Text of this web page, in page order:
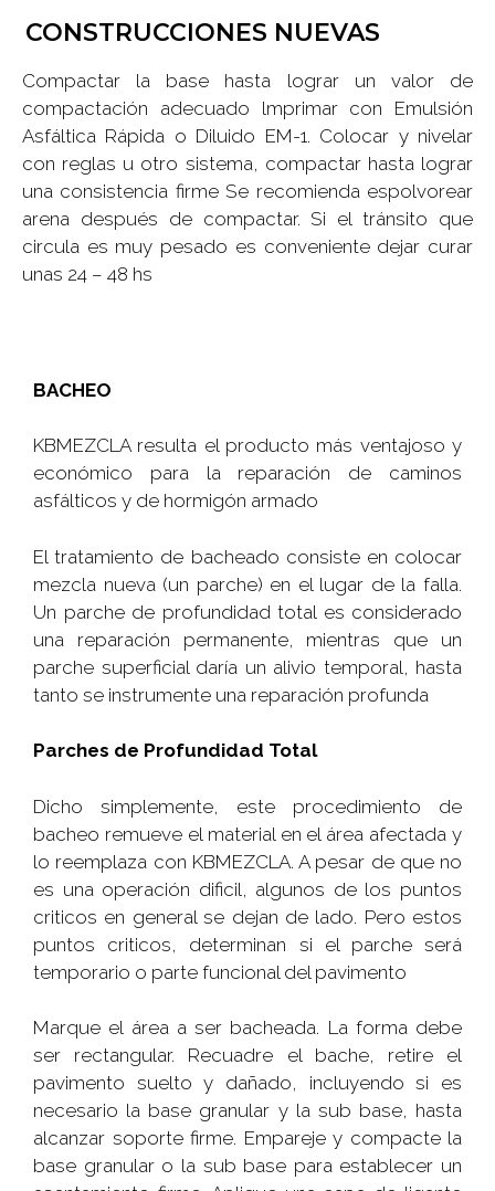
CONSTRUCCIONES NUEVAS
Compactar la base hasta lograr un valor de
compactación adecuado lmprimar con Emulsión
Asfáltica Rápida o Diluido EM-1. Colocar y nivelar
con reglas u otro sistema, compactar hasta lograr
una consistencia firme Se recomienda espolvorear
arena después de compactar. Si el tránsito que
circula es muy pesado es conveniente dejar curar
unas 24 – 48 hs
BACHEO
KBMEZCLA resulta el producto más ventajoso y
económico para la reparación de caminos
asfálticos y de hormigón armado
El tratamiento de bacheado consiste en colocar
mezcla nueva (un parche) en el lugar de la falla.
Un parche de profundidad total es considerado
una reparación permanente, mientras que un
parche superficial daría un alivio temporal, hasta
tanto se instrumente una reparación profunda
Parches de Profundidad Total
Dicho simplemente, este procedimiento de
bacheo remueve el material en el área afectada y
lo reemplaza con KBMEZCLA. A pesar de que no
es una operación dificil, algunos de los puntos
criticos en general se dejan de lado. Pero estos
puntos criticos, determinan si el parche será
temporario o parte funcional del pavimento
Marque el área a ser bacheada. La forma debe
ser rectangular. Recuadre el bache, retire el
pavimento suelto y dañado, incluyendo si es
necesario la base granular y la sub base, hasta
alcanzar soporte firme. Empareje y compacte la
base granular o la sub base para establecer un